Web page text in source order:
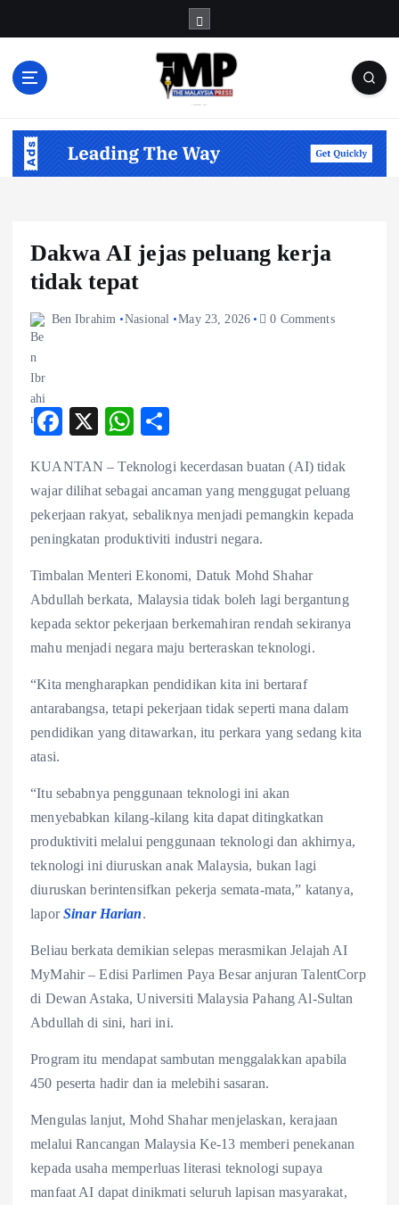
Dakwa AI jejas peluang kerja
tidak tepat
Ben Ibrahim Nasional May 23, 2026 0 Comments
F
eb
o
o
k
X
W
ts
A
p
p
re
KUANTAN – Teknologi kecerdasan buatan (AI) tidak
wajar dilihat sebagai ancaman yang menggugat peluang
pekerjaan rakyat, sebaliknya menjadi pemangkin kepada
peningkatan produktiviti industri negara.
Timbalan Menteri Ekonomi, Datuk Mohd Shahar
Abdullah berkata, Malaysia tidak boleh lagi bergantung
kepada sektor pekerjaan berkemahiran rendah sekiranya
mahu menjadi negara maju berteraskan teknologi.
“Kita mengharapkan pendidikan kita ini bertaraf
antarabangsa, tetapi pekerjaan tidak seperti mana dalam
pendidikan yang ditawarkan, itu perkara yang sedang kita
atasi.
“Itu sebabnya penggunaan teknologi ini akan
menyebabkan kilang-kilang kita dapat ditingkatkan
produktiviti melalui penggunaan teknologi dan akhirnya,
teknologi ini diuruskan anak Malaysia, bukan lagi
diuruskan berintensifkan pekerja semata-mata,” katanya,
laporSinar Harian.
Beliau berkata demikian selepas merasmikan Jelajah AI
MyMahir – Edisi Parlimen Paya Besar anjuran TalentCorp
di Dewan Astaka, Universiti Malaysia Pahang Al-Sultan
Abdullah di sini, hari ini.
Program itu mendapat sambutan menggalakkan apabila
450 peserta hadir dan ia melebihi sasaran.
Mengulas lanjut, Mohd Shahar menjelaskan, kerajaan
melalui Rancangan Malaysia Ke-13 memberi penekanan
kepada usaha memperluas literasi teknologi supaya
manfaat AI dapat dinikmati seluruh lapisan masyarakat,